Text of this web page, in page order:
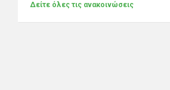
Δείτε όλες τις ανακοινώσεις